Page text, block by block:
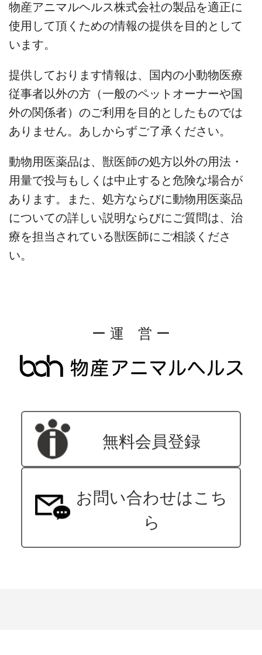
物産アニマルヘルス株式会社の製品を適正に
使用して頂くための情報の提供を目的として
います。
提供しております情報は、国内の小動物医療
従事者以外の方（一般のペットオーナーや国
外の関係者）のご利用を目的としたものでは
ありません。あしからずご了承ください。
動物用医薬品は、獣医師の処方以外の用法・
用量で投与もしくは中止すると危険な場合が
あります。また、処方ならびに動物用医薬品
についての詳しい説明ならびにご質問は、治
療を担当されている獣医師にご相談くださ
い。
ー 運 営 ー
無料会員登録
お問い合わせはこち
ら